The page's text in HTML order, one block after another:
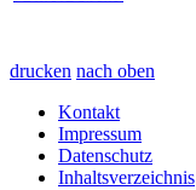
drucken nach oben
Kontakt
Impressum
Datenschutz
Inhaltsverzeichnis